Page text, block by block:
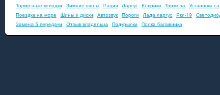
Тормозные колодки
Зимние шины Рация Ларгус Коврики Тормоза Установка
Поездка на море
Шины и диски Автозвук Пороги Лада ларгус Рки-19
Замена 5 передачи
Отзыв владельца Подкрылки Полка багажника